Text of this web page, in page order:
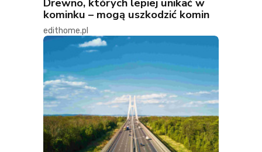
kominku – mogą uszkodzić komin
edithome.pl